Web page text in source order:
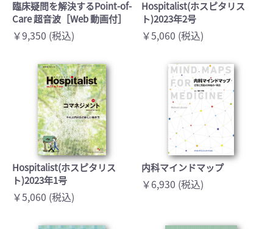
臨床疑問を解決するPoint-of-
Care 超音波［Web 動画付］
￥9,350 (税込)
Hospitalist(ホスピタリス
ト)2023年2号
￥5,060 (税込)
Hospitalist(ホスピタリス
ト)2023年1号
￥5,060 (税込)
内科マインドマップ
￥6,930 (税込)